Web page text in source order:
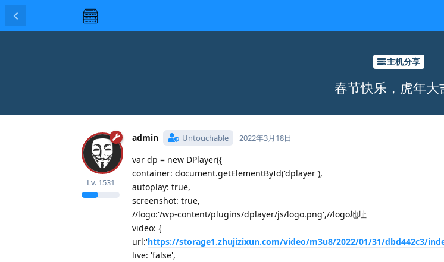
主机分享
春节快乐，虎年大
admin Untouchable
Lv. 1531
2022年3月18日
var dp = new DPlayer({
container: document.getElementById('dplayer'),
autoplay: true,
screenshot: true,
//logo:'/wp-content/plugins/dplayer/js/logo.png',//logo地址
video: {
url:'https://storage1.zhujizixun.com/video/m3u8/2022/01/31/dbd442c3/
live: 'false',